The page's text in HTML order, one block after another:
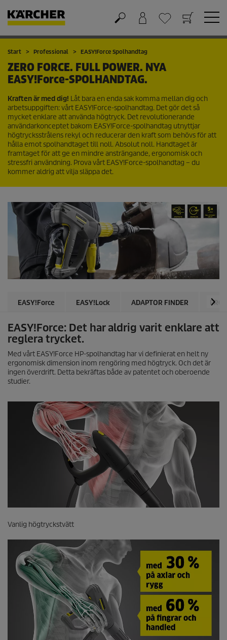
Varukorg
Önskelista
Start Professional EASY!Force Spolhandtag
ZERO FORCE. FULL POWER. NYA
EASY!Force-SPOLHANDTAG.
Kraften är med dig! Låt bara en enda sak komma mellan dig och
arbetsuppgiften: vårt EASY!Force-spolhandtag. Det gör det så
mycket enklare att använda högtryck. Det revolutionerande
användarkonceptet bakom EASY!Force-spolhandtag utnyttjar
högtrycksstrålens rekyl och reducerar den kraft som behövs för att
hålla emot spolhandtaget till noll. Absolut noll. Handtaget är
framtaget för att ge en mindre ansträngande, ergonomisk och
stressfri användning. Prova vårt EASY!Force-spolhandtag – du
kommer aldrig att vilja släppa det.
EASY!Force EASY!Lock ADAPTOR FINDER
EASY!Force: Det har aldrig varit enklare att
reglera trycket.
Med vårt EASY!Force HP-spolhandtag har vi definierat en helt ny
ergonomisk dimension inom rengöring med högtryck. Och det är
ingen överdrift. Detta bekräftas både av patentet och oberoende
studier.
Vanlig högtryckstvätt